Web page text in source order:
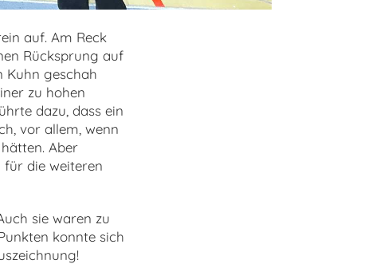
auf. Am Reck
Rücksprung auf
Kuhn geschah
zu hohen
dazu, dass ein
vor allem, wenn
Aber
für die weiteren
sie waren zu
konnte sich